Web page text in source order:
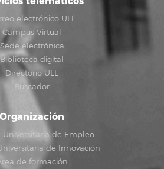
electrónico ULL
Campus Virtual
Sede electrónica
Biblioteca digital
Directorio ULL
Buscador
Organización
Universitaria de Empleo
de Innovación
de formación